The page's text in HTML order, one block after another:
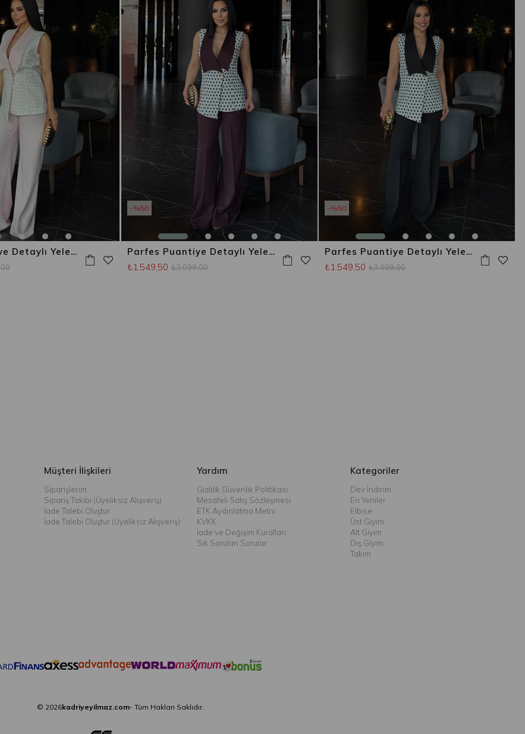
Parfes Puantiye Detaylı Yelekli Takım Pembe
Parfes Puantiye Detaylı Yelekli Takım Bordo
₺1.549,50 ₺3.099,00
%50
Parfes Puantiye Detaylı Yelekli Takım Siyah
₺1.549,50 ₺3.099,00
%50
Müşteri İlişkileri
Siparişlerim
Sipariş Takibi (Üyeliksiz Alışveriş)
İade Talebi Oluştur
İade Talebi Oluştur (Üyeliksiz Alışveriş)
Yardım
Gizlilik Güvenlik Politikası
Mesafeli Satış Sözleşmesi
ETK Aydınlatma Metni
KVKK
İade ve Değişim Kuralları
Sık Sorulan Sorular
Kategoriler
Dev İndirim
En Yeniler
Elbise
Üst Giyim
Alt Giyim
Dış Giyim
Takım
© 2026kadriyeyilmaz.com- Tüm Hakları Saklıdır.